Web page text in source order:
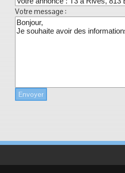
Votre message :
Envoyer